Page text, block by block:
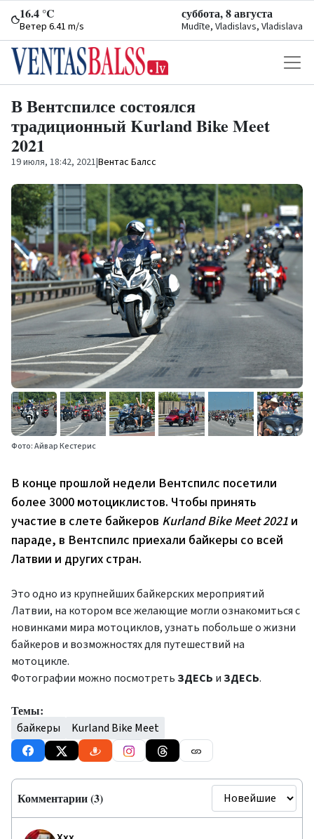
16.4 °C
Ветер 6.41 m/s
суббота, 8 августа
Mudīte, Vladislavs, Vladislava
В Вентспилсе состоялся
традиционный Kurland Bike Meet
2021
19 июля, 18:42, 2021|Вентас Балсс
Фото: Айвар Кестерис
В конце прошлой недели Вентспилс посетили
более 3000 мотоциклистов. Чтобы принять
участие в слете байкеров Kurland Bike Meet2021 и
параде, в Вентспилс приехали байкеры со всей
Латвии и других стран.
Это одно из крупнейших байкерских мероприятий
Латвии, на котором все желающие могли ознакомиться с
новинками мира мотоциклов, узнать побольше о жизни
байкеров и возможностях для путешествий на
мотоцикле.
Фотографии можно посмотреть ЗДЕСЬ и ЗДЕСЬ.
Темы:
байкеры Kurland Bike Meet
Комментарии (3)